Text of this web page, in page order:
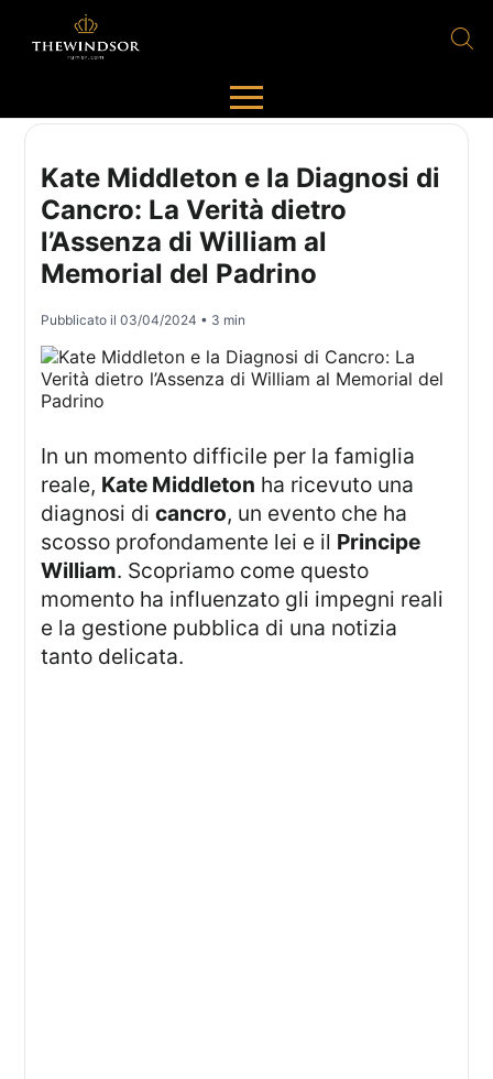
Kate Middleton e la Diagnosi di
Cancro: La Verità dietro
l’Assenza di William al
Memorial del Padrino
Pubblicato il03/04/2024 • 3 min
In un momento difficile per la famiglia
reale, Kate Middleton ha ricevuto una
diagnosi dicancro, un evento che ha
scosso profondamente lei e il Principe
William. Scopriamo come questo
momento ha influenzato gli impegni reali
e la gestione pubblica di una notizia
tanto delicata.